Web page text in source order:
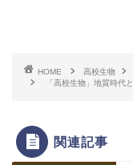
HOME 高校生物
「高校生物」地質時代
関連記事